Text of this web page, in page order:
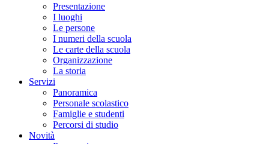
Presentazione
I luoghi
Le persone
I numeri della scuola
Le carte della scuola
Organizzazione
La storia
Servizi
Panoramica
Personale scolastico
Famiglie e studenti
Percorsi di studio
Novità